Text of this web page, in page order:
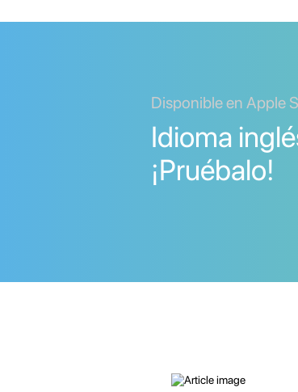
Disponible en Apple
Idioma
¡Pruébalo!